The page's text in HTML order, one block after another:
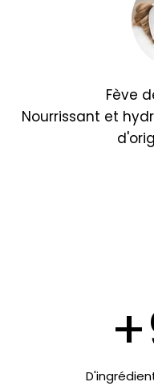
Fève
Nourrissant et